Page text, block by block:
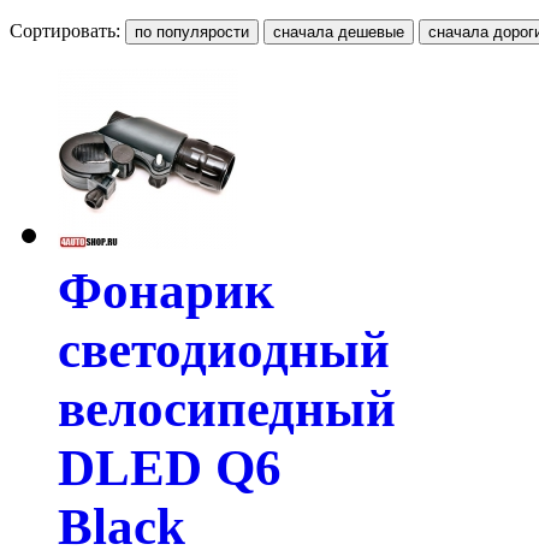
Сортировать:
Фонарик
светодиодный
велосипедный
DLED Q6
Black